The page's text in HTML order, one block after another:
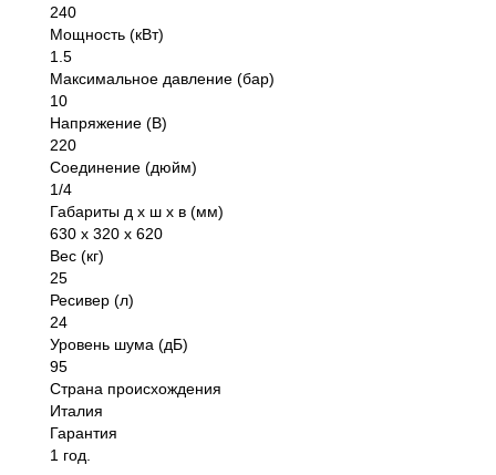
240
Мощность (кВт)
1.5
Максимальное давление (бар)
10
Напряжение (В)
220
Соединение (дюйм)
1/4
Габариты д х ш х в (мм)
630 х 320 х 620
Вес (кг)
25
Ресивер (л)
24
Уровень шума (дБ)
95
Страна происхождения
Италия
Гарантия
1 год.